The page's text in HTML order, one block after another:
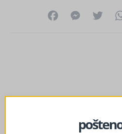
Facebook